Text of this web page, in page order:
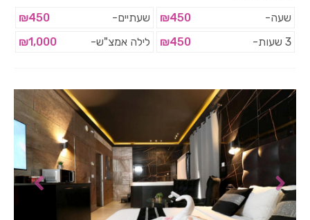
שעה-
₪450 שעתיים-
₪450
3 שעות-
₪450 לילה אמצ"ש- ₪1,000